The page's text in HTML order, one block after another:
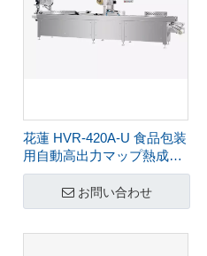
花蓮 HVR-420A-U 食品包装
用自動高出力マップ熱成形
真空包装機
お問い合わせ